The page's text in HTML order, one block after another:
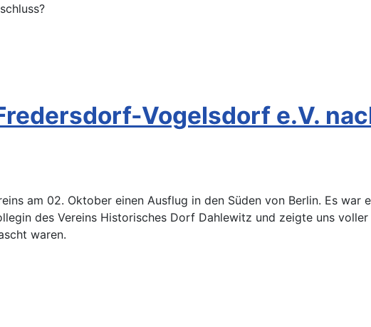
Vogelsdorf e.V.
am 02. Oktober einen Ausflug in den Süden von Berlin. Es war
des Vereins Historisches Dorf Dahlewitz und zeigte uns
waren.